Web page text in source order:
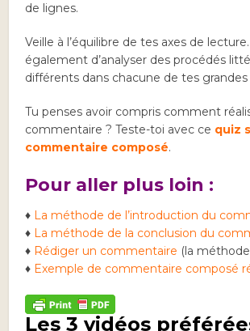
de lignes.
Veille à l’équilibre de tes axes de
également d’analyser des procédés
différents dans chacune de tes grandes
Tu penses avoir compris comment
commentaire ? Teste-toi avec ce quiz
commentaire composé.
Pour aller plus loin :
♦ La méthode de l’introduction du
♦ La méthode de la conclusion du
♦ Rédiger un commentaire (la
♦ Exemple de commentaire composé
Les 3 vidéos